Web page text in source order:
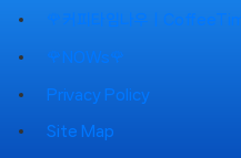
Skip
🌹커피타임나우ㅣ
🌹NOWs🌹
Privacy Policy
Site Map